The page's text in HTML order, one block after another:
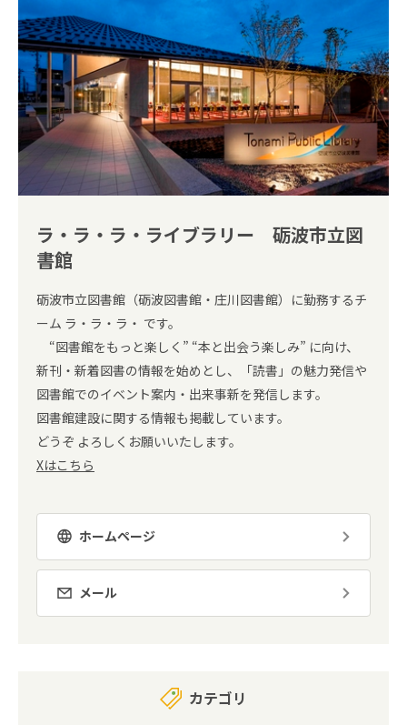
ラ・ラ・ラ・ライブラリー 砺波市立図
書館
砺波市立図書館（砺波図書館・庄川図書館）に勤務するチ
ーム ラ・ラ・ラ・ です。
“図書館をもっと楽しく” “本と出会う楽しみ” に向け、
新刊・新着図書の情報を始めとし、「読書」の魅力発信や
図書館でのイベント案内・出来事新を発信します。
図書館建設に関する情報も掲載しています。
どうぞ よろしくお願いいたします。
Xはこちら
ホームページ
メール
カテゴリ